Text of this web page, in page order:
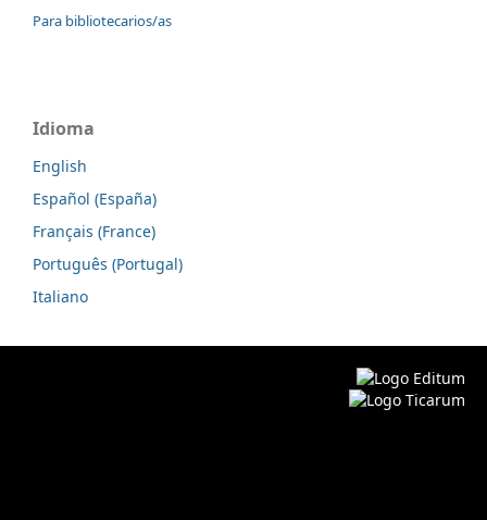
Para bibliotecarios/as
Idioma
English
Español (España)
Français (France)
Português (Portugal)
Italiano